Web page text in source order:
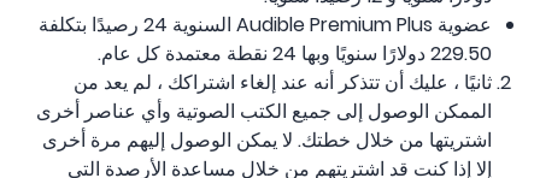
عضوية Audible Premium Plus السنوية 24 رصيدًا بتكلفة
229.50 دولارًا سنويًا وبها 24 نقطة معتمدة كل عام.
ثانيًا ، عليك أن تتذكر أنه عند إلغاء اشتراكك ، لم يعد من
الممكن الوصول إلى جميع الكتب الصوتية وأي عناصر أخرى
اشتريتها من خلال خطتك. لا يمكن الوصول إليهم مرة أخرى
إلا إذا كنت قد اشتريتهم من خلال مساعدة الأرصدة التي